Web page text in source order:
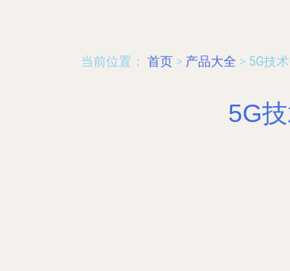
当前位置： 首页 > 产品大全 > 5G技
5G